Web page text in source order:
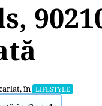
, în LIFESTYLE